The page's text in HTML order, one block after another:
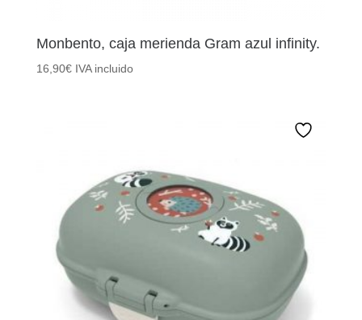
Monbento, caja merienda Gram azul infinity.
16,90€ IVA incluido